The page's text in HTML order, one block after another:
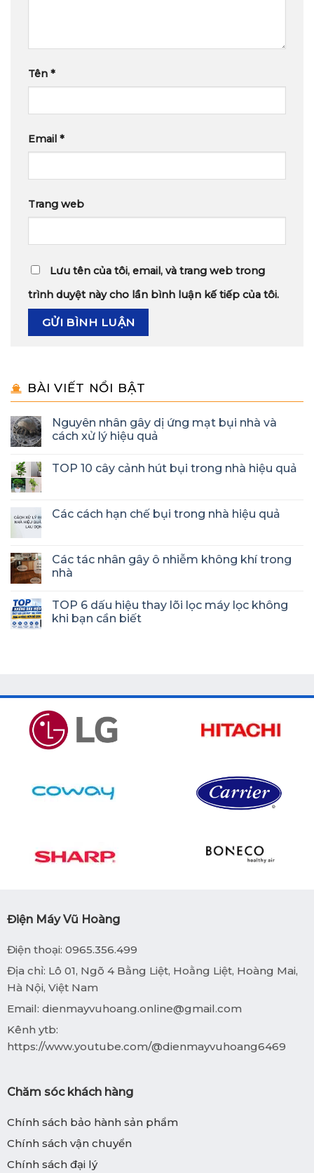
Tên *
Email *
Trang web
Lưu tên của tôi, email, và trang web trong
trình duyệt này cho lần bình luận kế tiếp của tôi.
BÀI VIẾT NỔI BẬT
Nguyên nhân gây dị ứng mạt bụi nhà và
cách xử lý hiệu quả
TOP 10 cây cảnh hút bụi trong nhà hiệu quả
Các cách hạn chế bụi trong nhà hiệu quả
Các tác nhân gây ô nhiễm không khí trong
nhà
TOP 6 dấu hiệu thay lõi lọc máy lọc không
khi bạn cần biết
Điện Máy Vũ Hoàng
Điện thoại: 0965.356.499
Địa chỉ: Lô 01, Ngõ 4 Bằng Liệt, Hoằng Liệt, Hoàng Mai,
Hà Nội, Việt Nam
Email: dienmayvuhoang.online@gmail.com
Kênh ytb:
https://www.youtube.com/@dienmayvuhoang6469
Chăm sóc khách hàng
Chính sách bảo hành sản phẩm
Chính sách vận chuyển
Chính sách đại lý